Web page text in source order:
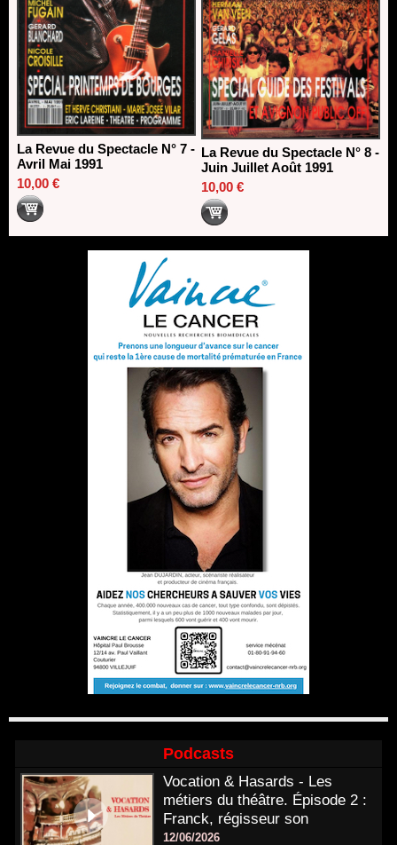
La Revue du Spectacle N° 7 -
Avril Mai 1991
10,00 €
La Revue du Spectacle N° 8 -
Juin Juillet Août 1991
10,00 €
Podcasts
Vocation & Hasards - Les
métiers du théâtre. Épisode 2 :
Franck, régisseur son
12/06/2026